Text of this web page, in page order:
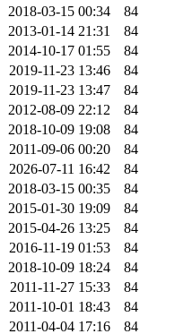
2018-03-15 00:34
84
2013-01-14 21:31
84
2014-10-17 01:55
84
2019-11-23 13:46
84
2019-11-23 13:47
84
2012-08-09 22:12
84
2018-10-09 19:08
84
2011-09-06 00:20
84
2026-07-11 16:42
84
2018-03-15 00:35
84
2015-01-30 19:09
84
2015-04-26 13:25
84
2016-11-19 01:53
84
2018-10-09 18:24
84
2011-11-27 15:33
84
2011-10-01 18:43
84
2011-04-04 17:16 84